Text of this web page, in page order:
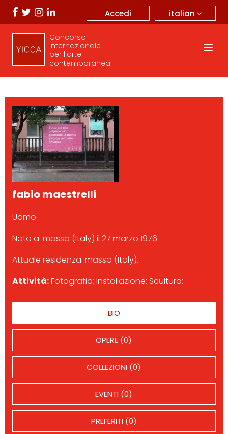
italian
Accedi
Concorso
internazionale
per l'arte
contemporanea
fabio maestrelli
Uomo
Nato a: massa (Italy) il 27 marzo 1976.
Attuale residenza: massa (Italy).
Attività:Fotografia; Installazione; Scultura;
BIO
OPERE (0)
COLLEZIONI (0)
EVENTI (0)
PREFERITI (0)